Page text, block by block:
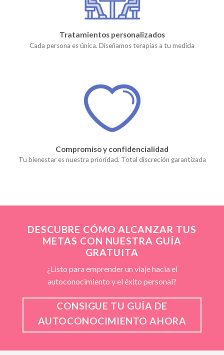
Tratamientos personalizados
Cada persona es única. Diseñamos terapias a tu medida
Compromiso y confidencialidad
Tu bienestar es nuestra prioridad. Total discreción garantizada
DESCUBRE CÓMO ALCANZAR TUS
METAS CON NUESTRA GUÍA
GRATUITA
¿Listo para emprender un viaje hacia el
autoconocimiento y el éxito personal?
CONSIGUE TU GUÍA DE
AUTOCONOCIMIENTO AHORA